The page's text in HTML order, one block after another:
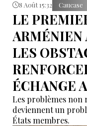
8 Août 15:32 Caucase
LE
ARMÉNIEN
LES
ÉCHANGE
Les problèmes non
deviennent un
États membres.